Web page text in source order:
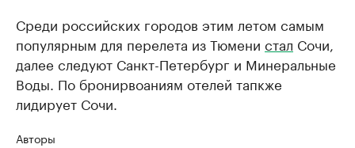
Среди российских городов этим летом самым
популярным для перелета из Тюмени стал Сочи,
далее следуют Санкт-Петербург и Минеральные
Воды. По бронирвоаниям отелей тапкже
лидирует Сочи.
Авторы